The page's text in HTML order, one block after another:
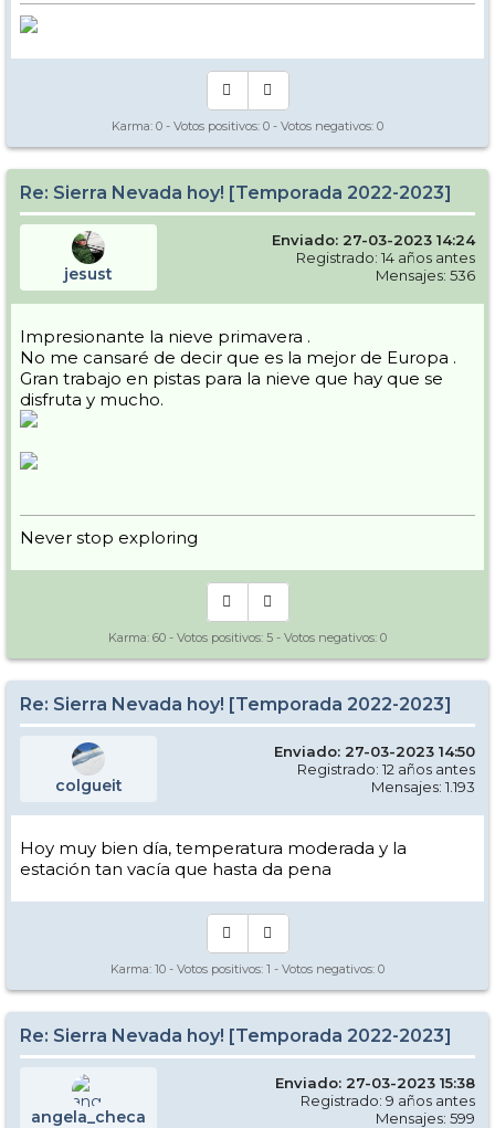
Karma: 0 - Votos positivos: 0 - Votos negativos: 0
Re: Sierra Nevada hoy! [Temporada 2022-2023]
jesust
Enviado: 27-03-2023 14:24
Registrado: 14 años antes
Mensajes: 536
Impresionante la nieve primavera .
No me cansaré de decir que es la mejor de Europa .
Gran trabajo en pistas para la nieve que hay que se
disfruta y mucho.
Never stop exploring
Karma: 60 - Votos positivos: 5 - Votos negativos: 0
Re: Sierra Nevada hoy! [Temporada 2022-2023]
colgueit
Enviado: 27-03-2023 14:50
Registrado: 12 años antes
Mensajes: 1.193
Hoy muy bien día, temperatura moderada y la
estación tan vacía que hasta da pena
Karma: 10 - Votos positivos: 1 - Votos negativos: 0
Re: Sierra Nevada hoy! [Temporada 2022-2023]
angela_checa
Enviado: 27-03-2023 15:38
Registrado: 9 años antes
Mensajes: 599